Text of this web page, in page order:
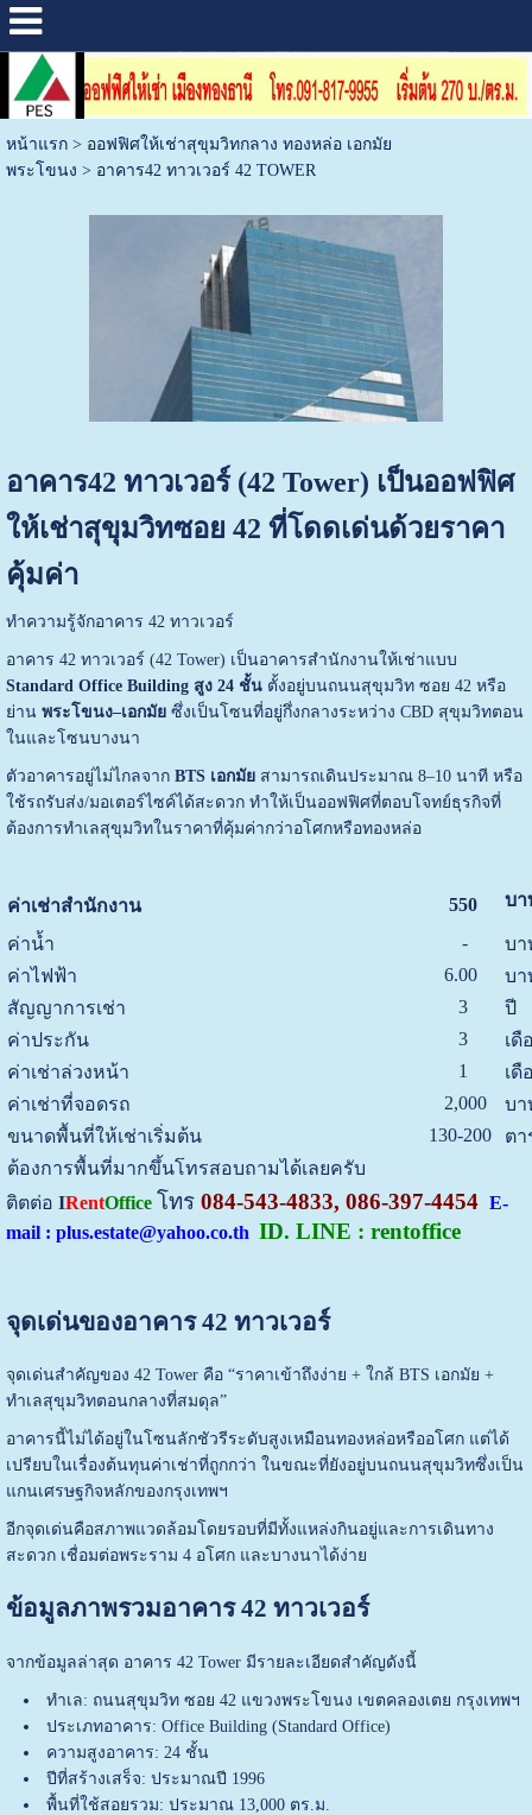
หน้าแรก> ออฟฟิศให้เช่าสุขุมวิทกลาง ทองหล่อ เอกมัย
พระโขนง > อาคาร42 ทาวเวอร์ 42 TOWER
อาคาร42 ทาวเวอร์ (42 Tower) เป็นออฟฟิศ
ให้เช่าสุขุมวิทซอย 42 ที่โดดเด่นด้วยราคา
คุ้มค่า
ทำความรู้จักอาคาร 42 ทาวเวอร์
อาคาร 42 ทาวเวอร์ (42 Tower) เป็นอาคารสำนักงานให้เช่าแบบ
Standard Office Building สูง 24 ชั้นตั้งอยู่บนถนนสุขุมวิท ซอย 42 หรือ
ย่าน พระโขนง–เอกมัยซึ่งเป็นโซนที่อยู่กึ่งกลางระหว่าง CBD สุขุมวิทตอน
ในและโซนบางนา
ตัวอาคารอยู่ไม่ไกลจาก BTS เอกมัยสามารถเดินประมาณ 8–10 นาที หรือ
ใช้รถรับส่ง/มอเตอร์ไซค์ได้สะดวก ทำให้เป็นออฟฟิศที่ตอบโจทย์ธุรกิจที่
ต้องการทำเลสุขุมวิทในราคาที่คุ้มค่ากว่าอโศกหรือทองหล่อ
ค่าเช่าสำนักงาน 550 บา
ค่าน้ำ -
บา
ค่าไฟฟ้า
6.00
บา
สัญญาการเช่า
3
ปี
ค่าประกัน
3
เดื
ค่าเช่าล่วงหน้า
1
เดื
ค่าเช่าที่จอดรถ
2,000
บา
ขนาดพื้นที่ให้เช่าเริ่มต้น
130-200
ตา
ต้องการพื้นที่มากขึ้นโทรสอบถามได้เลยครับ
ติตต่อ IRentOffice โทร084-543-4833, 086-397-4454 E-
mail : plus.estate@yahoo.co.th ID. LINE : rentoffice
จุดเด่นของอาคาร 42 ทาวเวอร์
จุดเด่นสำคัญของ 42 Tower คือ “ราคาเข้าถึงง่าย + ใกล้ BTS เอกมัย +
ทำเลสุขุมวิทตอนกลางที่สมดุล”
อาคารนี้ไม่ได้อยู่ในโซนลักชัวรีระดับสูงเหมือนทองหล่อหรืออโศก แต่ได้
เปรียบในเรื่องต้นทุนค่าเช่าที่ถูกกว่า ในขณะที่ยังอยู่บนถนนสุขุมวิทซึ่งเป็น
แกนเศรษฐกิจหลักของกรุงเทพฯ
อีกจุดเด่นคือสภาพแวดล้อมโดยรอบที่มีทั้งแหล่งกินอยู่และการเดินทาง
สะดวก เชื่อมต่อพระราม 4 อโศก และบางนาได้ง่าย
ข้อมูลภาพรวมอาคาร 42 ทาวเวอร์
จากข้อมูลล่าสุด อาคาร 42 Tower มีรายละเอียดสำคัญดังนี้
ทำเล: ถนนสุขุมวิท ซอย 42 แขวงพระโขนง เขตคลองเตย กรุงเทพฯ
ประเภทอาคาร: Office Building (Standard Office)
ความสูงอาคาร: 24 ชั้น
ปีที่สร้างเสร็จ: ประมาณปี 1996
พื้นที่ใช้สอยรวม: ประมาณ 13,000 ตร.ม.